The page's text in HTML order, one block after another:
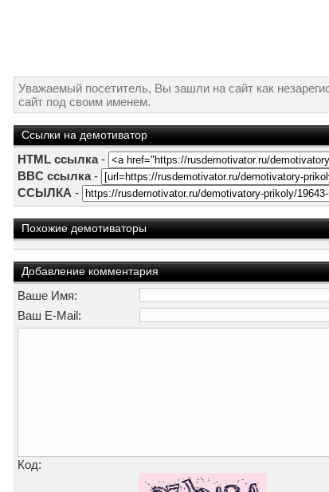
Уважаемый посетитель, Вы зашли на сайт как
сайт под своим именем.
Ссылки на демотиватор
HTML ссылка-
BBC ссылка-
ССЫЛКА -
Похожие демотиваторы
Добавление комментария
Ваше Имя:
Ваш E-Mail:
Код: